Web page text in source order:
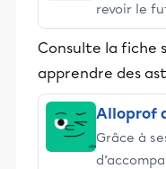
revoir le
Consulte la fiche
apprendre des
Alloprof
Grâce à